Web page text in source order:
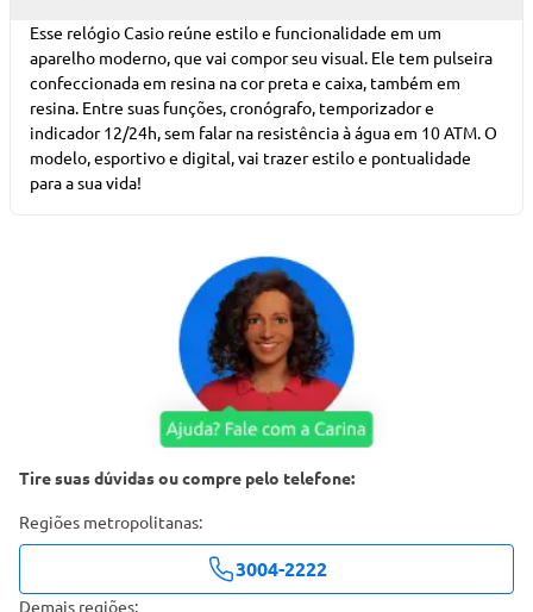
Esse relógio Casio reúne estilo e funcionalidade em um
aparelho moderno, que vai compor seu visual. Ele tem pulseira
confeccionada em resina na cor preta e caixa, também em
resina. Entre suas funções, cronógrafo, temporizador e
indicador 12/24h, sem falar na resistência à água em 10 ATM. O
modelo, esportivo e digital, vai trazer estilo e pontualidade
para a sua vida!
Tire suas dúvidas ou compre pelo telefone:
Regiões metropolitanas:
3004-2222
Demais regiões: